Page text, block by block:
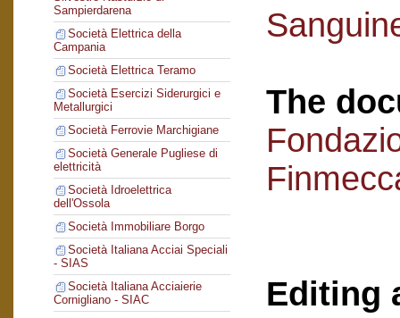
Sampierdarena
Società Elettrica della
Campania
Società Elettrica Teramo
Società Esercizi Siderurgici e
Metallurgici
Società Ferrovie Marchigiane
Società Generale Pugliese di
elettricità
Società Idroelettrica
dell'Ossola
Società Immobiliare Borgo
Società Italiana Acciai Speciali
- SIAS
Società Italiana Acciaierie
Cornigliano - SIAC
The
Editing